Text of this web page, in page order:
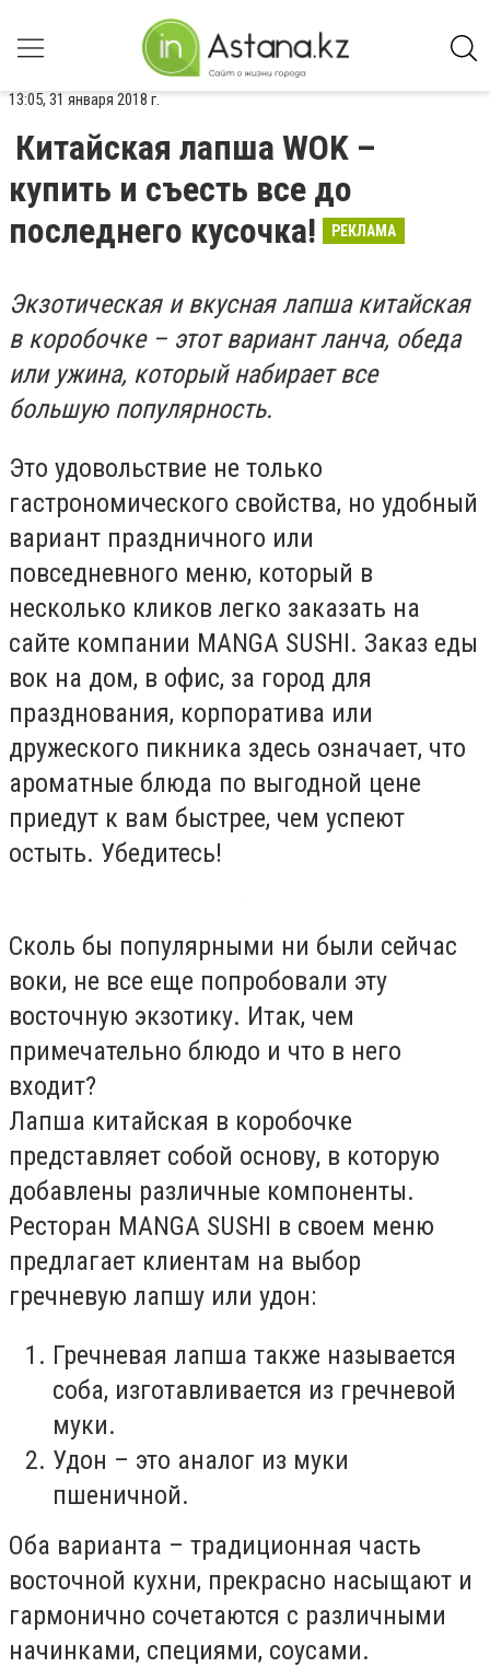
13:05, 31 января 2018 г.
Китайская лапша WOK –
купить и съесть все до
последнего кусочка!
РЕКЛАМА
Экзотическая и вкусная лапша китайская
в коробочке – этот вариант ланча, обеда
или ужина, который набирает все
большую популярность.
Это удовольствие не только
гастрономического свойства, но удобный
вариант праздничного или
повседневного меню, который в
несколько кликов легко заказать на
сайте компании MANGA SUSHI. Заказ еды
вок на дом, в офис, за город для
празднования, корпоратива или
дружеского пикника здесь означает, что
ароматные блюда по выгодной цене
приедут к вам быстрее, чем успеют
остыть. Убедитесь!
Сколь бы популярными ни были сейчас
воки, не все еще попробовали эту
восточную экзотику. Итак, чем
примечательно блюдо и что в него
входит?
Лапша китайская в коробочке
представляет собой основу, в которую
добавлены различные компоненты.
Ресторан MANGA SUSHI в своем меню
предлагает клиентам на выбор
гречневую лапшу или удон:
Гречневая лапша также называется
соба, изготавливается из гречневой
муки.
Удон – это аналог из муки
пшеничной.
Оба варианта – традиционная часть
восточной кухни, прекрасно насыщают и
гармонично сочетаются с различными
начинками, специями, соусами.